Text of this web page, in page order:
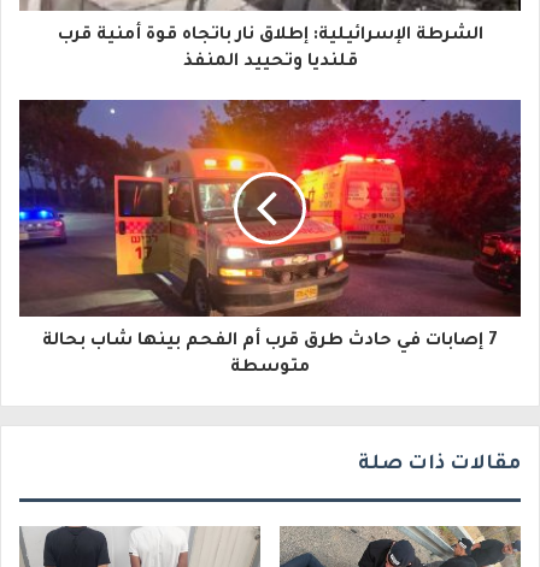
ا
إ
ل
ك
ت
ر
و
الشرطة الإسرائيلية: إطلاق نار باتجاه قوة أمنية قرب
قلنديا وتحييد المنفذ
7 إصابات في حادث طرق قرب أم الفحم بينها شاب بحالة
متوسطة
مقالات ذات صلة